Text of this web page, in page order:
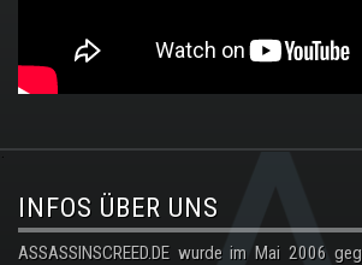
.
INFOS ÜBER UNS
ASSASSINSCREED.DE wurde im Mai 2006